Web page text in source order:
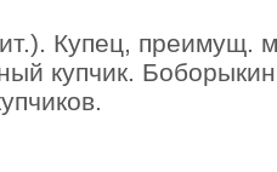
Купец, преимущ.
купчик.